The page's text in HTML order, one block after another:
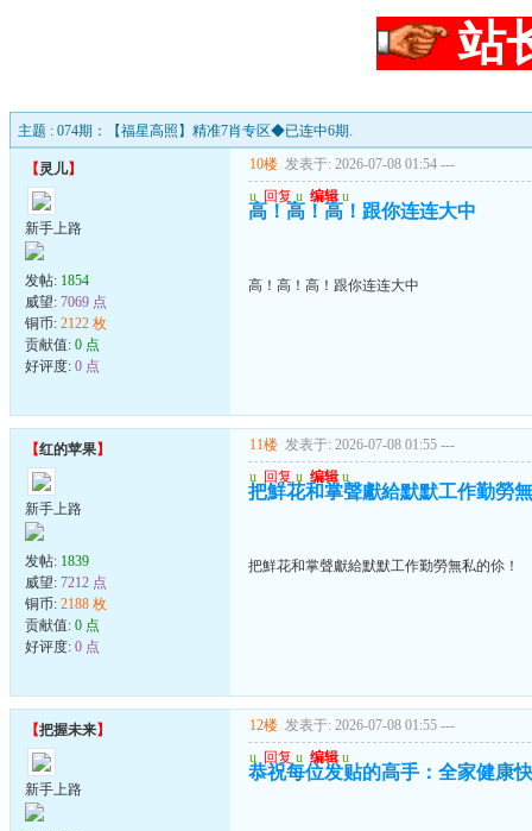
站
主题 : 074期：【福星高照】精准7肖专区◆已连中6期.
【灵儿】
新手上路
发帖: 1854
威望: 7069 点
铜币: 2122 枚
贡献值: 0 点
好评度: 0 点
10楼 发表于: 2026-07-08 01:54 ---
u 回复 u 编辑 u
高！高！高！跟你连连大中
高！高！高！跟你连连大中
【红的苹果】
新手上路
发帖: 1839
威望: 7212 点
铜币: 2188 枚
贡献值: 0 点
好评度: 0 点
11楼 发表于: 2026-07-08 01:55 ---
u 回复 u 编辑 u
把鮮花和掌聲獻給默默工作勤勞
把鮮花和掌聲獻給默默工作勤勞無私的伱！
【把握未来】
新手上路
12楼 发表于: 2026-07-08 01:55 ---
u 回复 u 编辑 u
恭祝每位发贴的高手：全家健康